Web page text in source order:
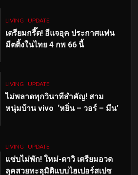
LIVING UPDATE
เตรียมกรี๊ด! อีแจอุค ประกาศแฟน
มีตติ้งในไทย 4 กพ 66 นี้
LIVING UPDATE
ไม่พลาดทุกวินาทีสำคัญ! สาม
หนุ่มบ้าน vivo ‘หยิ่น – วอร์ – มีน’
LIVING UPDATE
แซ่บไม่พัก! ใหม่-ดาวิ เตรียมอวด
ลุคสวยทะลุมิติแบบไฮเปอร์สเปซ